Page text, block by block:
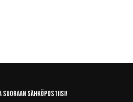
sähköpostiisi!